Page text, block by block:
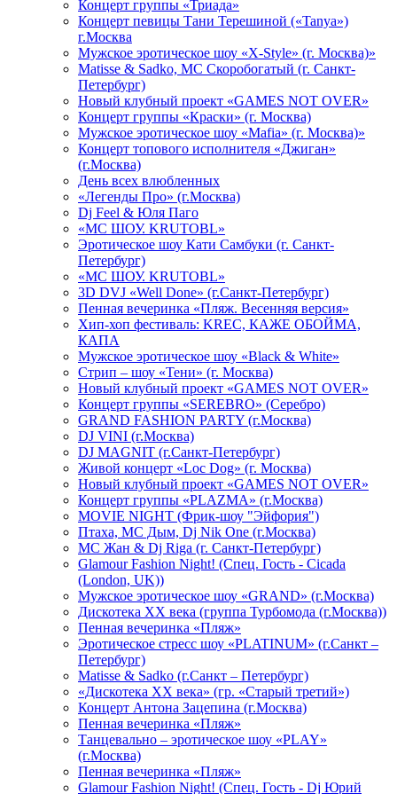
Концерт группы «Триада»
Концерт певицы Тани Терешиной («Tanya»)
г.Москва
Мужское эротическое шоу «X-Style» (г. Москва)»
Matissе & Sadko, MC Скоробогатый (г. Санкт-
Петербург)
Новый клубный проект «GAMES NOT OVER»
Концерт группы «Краски» (г. Москва)
Мужское эротическое шоу «Mafia» (г. Москва)»
Концерт топового исполнителя «Джиган»
(г.Москва)
День всех влюбленных
«Легенды Про» (г.Москва)
Dj Feel & Юля Паго
«МС ШОУ. KRUTOBL»
Эротическое шоу Кати Самбуки (г. Санкт-
Петербург)
«МС ШОУ. KRUTOBL»
3D DVJ «Well Done» (г.Санкт-Петербург)
Пенная вечеринка «Пляж. Весенняя версия»
Хип-хоп фестиваль: KREC, КАЖЕ ОБОЙМА,
КАПА
Мужское эротическое шоу «Black & White»
Стрип – шоу «Тени» (г. Москва)
Новый клубный проект «GAMES NOT OVER»
Концерт группы «SEREBRO» (Серебро)
GRAND FASHION PARTY (г.Москва)
DJ VINI (г.Москва)
DJ MAGNIT (г.Санкт-Петербург)
Живой концерт «Loc Dog» (г. Москва)
Новый клубный проект «GAMES NOT OVER»
Концерт группы «PLAZMA» (г.Москва)
MOVIE NIGHT (Фрик-шоу "Эйфория")
Птаха, МС Дым, Dj Nik One (г.Москва)
МС Жан & Dj Riga (г. Санкт-Петербург)
Glamour Fashion Night! (Спец. Гость - Cicada
(London, UK))
Мужское эротическое шоу «GRAND» (г.Москва)
Дискотека XX века (группа Турбомода (г.Москва))
Пенная вечеринка «Пляж»
Эротическое стресс шоу «PLATINUM» (г.Санкт –
Петербург)
Matisse & Sadko (г.Санкт – Петербург)
«Дискотека ХХ века» (гр. «Старый третий»)
Концерт Антона Зацепина (г.Москва)
Пенная вечеринка «Пляж»
Танцевально – эротическое шоу «PLAY»
(г.Москва)
Пенная вечеринка «Пляж»
Glamour Fashion Night! (Спец. Гость - Dj Юрий